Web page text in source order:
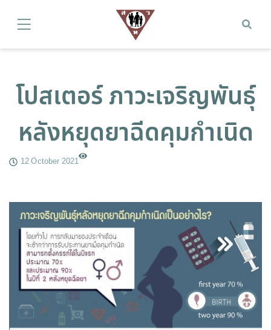
โปสเตอร์ ภาวะเจริญพันธุ์
หลังหยุดยาฉีดคุมกำเนิด
12 October 2021